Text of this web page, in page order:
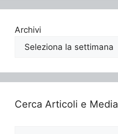
Archivi
Cerca Articoli e Media